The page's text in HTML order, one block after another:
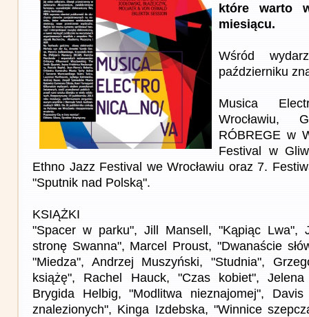
które warto
miesiącu.
Wśród
październiku
Musica
Wrocławiu,
RÓBREGE w
Festival w
Ethno Jazz Festival we Wrocławiu oraz 7.
"Sputnik nad Polską".
KSIĄŻKI
"Spacer w parku", Jill Mansell, "Kąpiąc Lwa",
stronę Swanna", Marcel Proust, "Dwanaście
"Miedza", Andrzej Muszyński, "Studnia",
książę", Rachel Hauck, "Czas kobiet", Jelena
Brygida Helbig, "Modlitwa nieznajomej",
znalezionych", Kinga Izdebska, "Winnice